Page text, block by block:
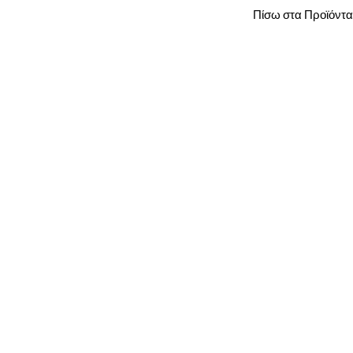
Πίσω στα Προϊόντα